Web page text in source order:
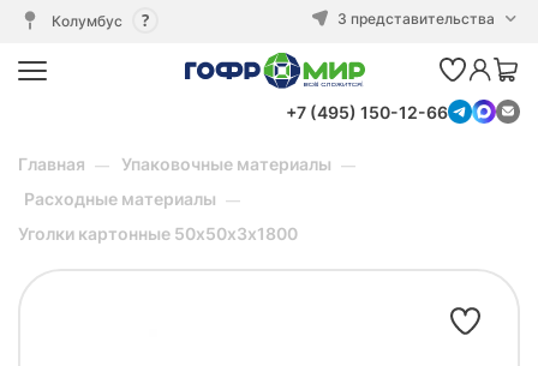
Колумбус 3 представительства
+7 (495) 150-12-66
Главная
Упаковочные материалы
Расходные материалы
Уголки картонные 50х50х3х1800